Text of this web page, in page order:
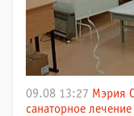
09.08 13:27 Мэрия
санаторное